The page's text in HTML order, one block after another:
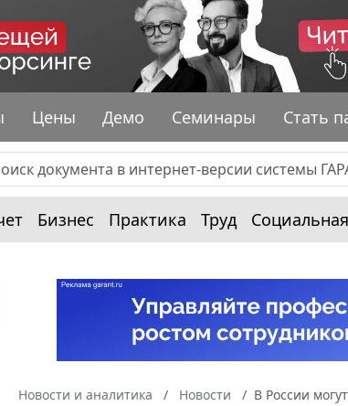
Цены Демо Семинары Стать
Бизнес Практика Труд
Новости и аналитика Новости
В России